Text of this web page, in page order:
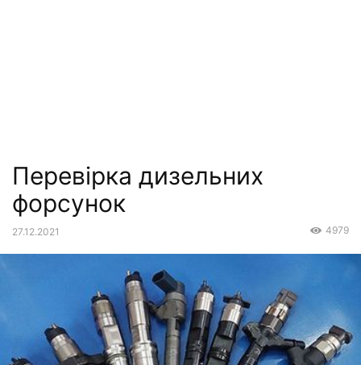
Перевірка дизельних
форсунок
27.12.2021 4979